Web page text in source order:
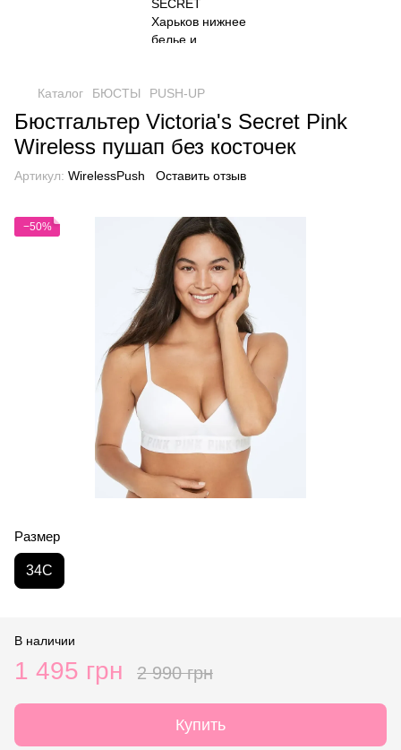
Каталог БЮСТЫ PUSH-UP
Бюстгальтер Victoria's Secret Pink
Wireless пушап без косточек
Артикул: WirelessPush Оставить отзыв
−50%
Размер
34C
В наличии
1 495 грн 2 990 грн
Купить